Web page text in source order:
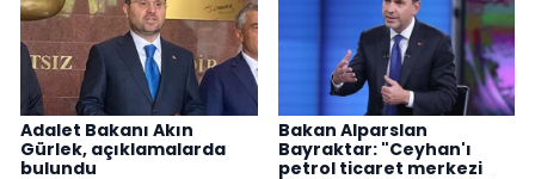
Adalet Bakanı Akın
Gürlek, açıklamalarda
bulundu
Bakan Alparslan
Bayraktar: "Ceyhan'ı
petrol ticaret merkezi